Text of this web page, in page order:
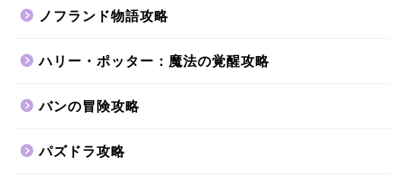
ノフランド物語攻略
ハリー・ポッター：魔法の覚醒攻略
バンの冒険攻略
パズドラ攻略